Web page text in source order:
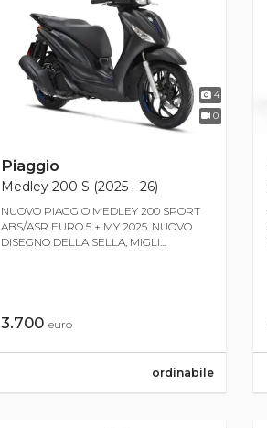
4
0
Piaggio
Medley 200 S (2025 - 26)
NUOVO PIAGGIO MEDLEY 200 SPORT
ABS/ASR EURO 5 + MY 2025. NUOVO
DISEGNO DELLA SELLA, MIGLI...
3.700 euro
ordinabile